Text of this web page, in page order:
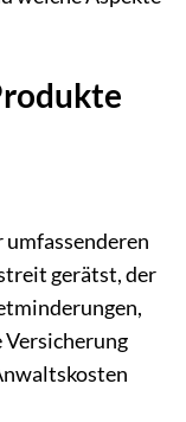
gerätst, der
Versicherung